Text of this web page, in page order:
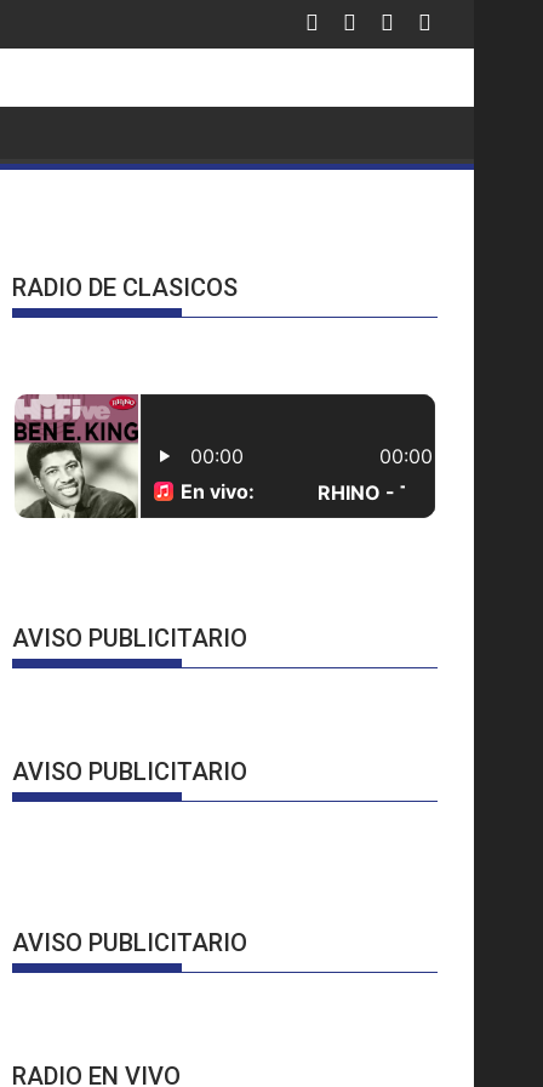
RADIO DE CLASICOS
AVISO PUBLICITARIO
AVISO PUBLICITARIO
AVISO PUBLICITARIO
RADIO EN VIVO